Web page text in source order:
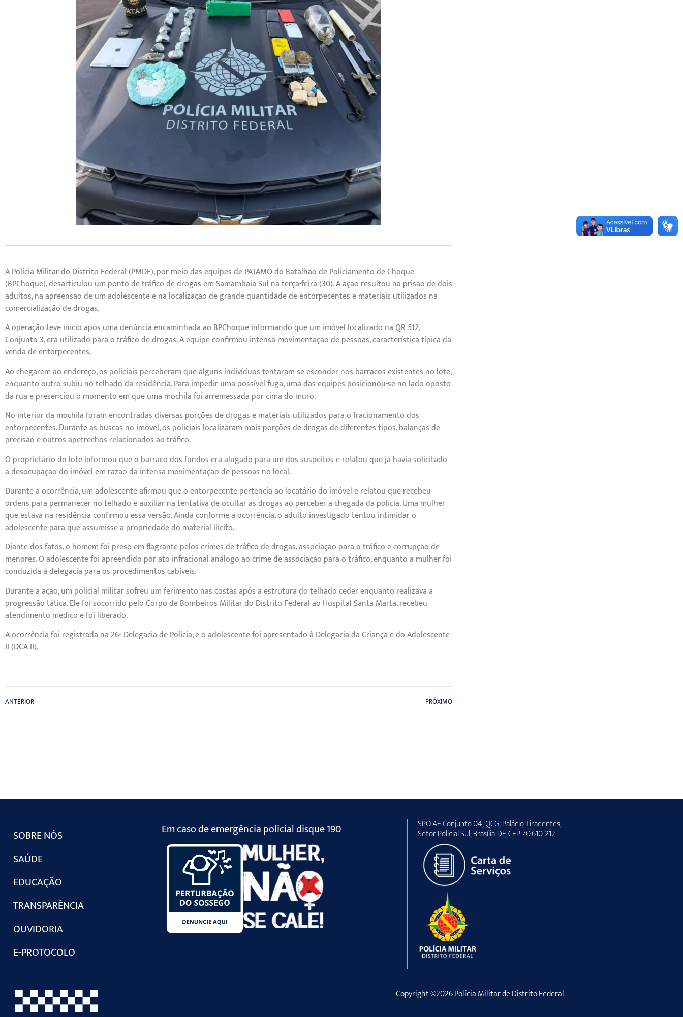
A Polícia Militar do Distrito Federal (PMDF), por meio das equipes de PATAMO do Batalhão de Policiamento de Choque
(BPChoque), desarticulou um ponto de tráfico de drogas em Samambaia Sul na terça-feira (30). A ação resultou na prisão de dois
adultos, na apreensão de um adolescente e na localização de grande quantidade de entorpecentes e materiais utilizados na
comercialização de drogas.
A operação teve início após uma denúncia encaminhada ao BPChoque informando que um imóvel localizado na QR 512,
Conjunto 3, era utilizado para o tráfico de drogas. A equipe confirmou intensa movimentação de pessoas, característica típica da
venda de entorpecentes.
Ao chegarem ao endereço, os policiais perceberam que alguns indivíduos tentaram se esconder nos barracos existentes no lote,
enquanto outro subiu no telhado da residência. Para impedir uma possível fuga, uma das equipes posicionou-se no lado oposto
da rua e presenciou o momento em que uma mochila foi arremessada por cima do muro.
No interior da mochila foram encontradas diversas porções de drogas e materiais utilizados para o fracionamento dos
entorpecentes. Durante as buscas no imóvel, os policiais localizaram mais porções de drogas de diferentes tipos, balanças de
precisão e outros apetrechos relacionados ao tráfico.
O proprietário do lote informou que o barraco dos fundos era alugado para um dos suspeitos e relatou que já havia solicitado
a desocupação do imóvel em razão da intensa movimentação de pessoas no local.
Durante a ocorrência, um adolescente afirmou que o entorpecente pertencia ao locatário do imóvel e relatou que recebeu
ordens para permanecer no telhado e auxiliar na tentativa de ocultar as drogas ao perceber a chegada da polícia. Uma mulher
que estava na residência confirmou essa versão. Ainda conforme a ocorrência, o adulto investigado tentou intimidar o
adolescente para que assumisse a propriedade do material ilícito.
Diante dos fatos, o homem foi preso em flagrante pelos crimes de tráfico de drogas, associação para o tráfico e corrupção de
menores. O adolescente foi apreendido por ato infracional análogo ao crime de associação para o tráfico, enquanto a mulher foi
conduzida à delegacia para os procedimentos cabíveis.
Durante a ação, um policial militar sofreu um ferimento nas costas após a estrutura do telhado ceder enquanto realizava a
progressão tática. Ele foi socorrido pelo Corpo de Bombeiros Militar do Distrito Federal ao Hospital Santa Marta, recebeu
atendimento médico e foi liberado.
A ocorrência foi registrada na 26ª Delegacia de Polícia, e o adolescente foi apresentado à Delegacia da Criança e do Adolescente
II (DCA II).
ANTERIOR PRÓXIMO
SOBRE NÓS
SAÚDE
EDUCAÇÃO
TRANSPARÊNCIA
OUVIDORIA
E-PROTOCOLO
Em caso de emergência policial disque 190 SPO AE Conjunto 04, QCG, Palácio Tiradentes,
Setor Policial Sul, Brasília-DF, CEP 70.610-212
Copyright ©2026 Polícia Militar de Distrito Federal